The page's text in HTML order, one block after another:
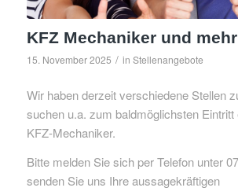
KFZ Mechaniker und
15. November 2025 / in Stellenangebote
Wir haben derzeit verschiedene Stellen
suchen u.a. zum baldmöglichsten Eintritt
KFZ-Mechaniker.
Bitte melden Sie sich per Telefon unter
senden Sie uns Ihre aussagekräftigen